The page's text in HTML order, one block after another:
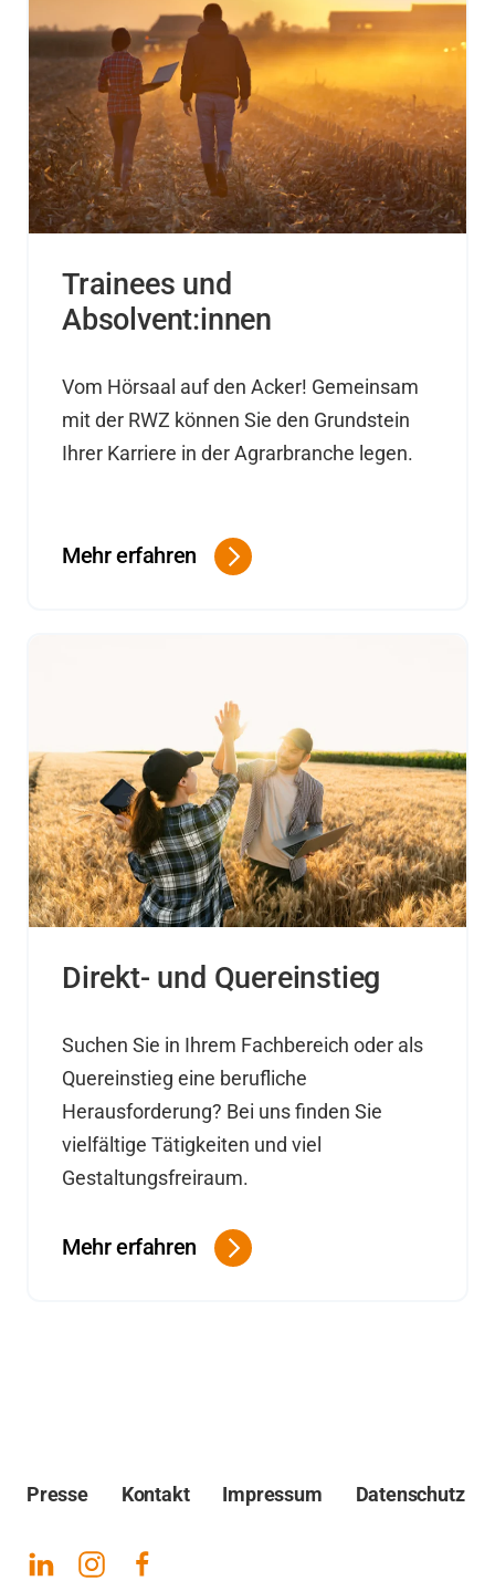
Trainees und
Absolvent:innen
Vom Hörsaal auf den Acker! Gemeinsam
mit der RWZ können Sie den Grundstein
Ihrer Karriere in der Agrarbranche legen.
Mehr erfahren
Direkt- und Quereinstieg
Suchen Sie in Ihrem Fachbereich oder als
Quereinstieg eine berufliche
Herausforderung? Bei uns finden Sie
vielfältige Tätigkeiten und viel
Gestaltungsfreiraum.
Mehr erfahren
Presse Kontakt Impressum Datenschutz